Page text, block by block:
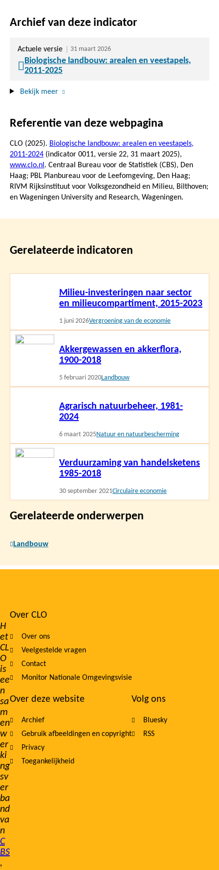
Archief van deze indicator
Actuele versie 31 maart 2026
Biologische landbouw: arealen en veestapels,
2011-2025
Bekijk meer
Referentie van deze webpagina
CLO (2025). Biologische landbouw: arealen en veestapels,
2011-2024 (indicator 0011, versie 22, 31 maart 2025),
www.clo.nl . Centraal Bureau voor de Statistiek (CBS), Den
Haag; PBL Planbureau voor de Leefomgeving, Den Haag;
RIVM Rijksinstituut voor Volksgezondheid en Milieu, Bilthoven;
en Wageningen University and Research, Wageningen.
Gerelateerde indicatoren
Milieu-investeringen naar sector
en milieucompartiment, 2015-2023
1 juni 2026Vergroening van de economie
Akkergewassen en akkerflora,
1900-2018
5 februari 2020Landbouw
Lees
Agrarisch natuurbeheer, 1981-
2024
6 maart 2025Natuur en natuurbescherming
Verduurzaming van handelsketens
1985-2018
30 september 2021Circulaire economie
Lees
Gerelateerde onderwerpen
Landbouw
H
et
CL
O
is
ee
n
sa
m
en
w
er
ki
ng
sv
er
ba
nd
va
n
C
BS
,
Footer
navigation
Over CLO
Over ons
Veelgestelde vragen
Contact
Monitor Nationale Omgevingsvisie
Over deze website
Archief
Gebruik afbeeldingen en copyright
Privacy
Toegankelijkheid
Volg ons
Bluesky
RSS